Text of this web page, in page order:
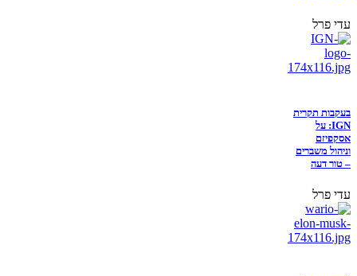
עדי פרל
בעקבות תקרית
IGN: על
אסקפיזם
וניהול משברים
– טור דעה
עדי פרל